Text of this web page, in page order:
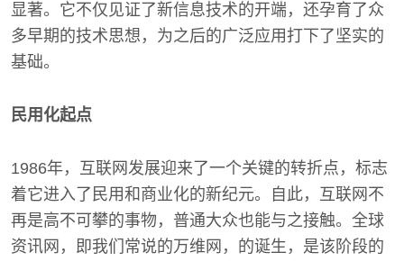
显著。它不仅见证了新信息技术的开端，还孕育了众
多早期的技术思想，为之后的广泛应用打下了坚实的
基础。
民用化起点
1986年，互联网发展迎来了一个关键的转折点，标志
着它进入了民用和商业化的新纪元。自此，互联网不
再是高不可攀的事物，普通大众也能与之接触。全球
资讯网，即我们常说的万维网，的诞生，是该阶段的